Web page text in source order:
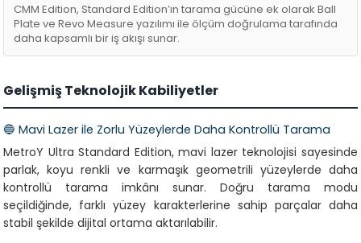
CMM Edition, Standard Edition’ın tarama gücüne ek olarak Ball
Plate ve Revo Measure yazılımı ile ölçüm doğrulama tarafında
daha kapsamlı bir iş akışı sunar.
Gelişmiş Teknolojik Kabiliyetler
🔵 Mavi Lazer ile Zorlu Yüzeylerde Daha Kontrollü Tarama
MetroY Ultra Standard Edition, mavi lazer teknolojisi sayesinde
parlak, koyu renkli ve karmaşık geometrili yüzeylerde daha
kontrollü tarama imkânı sunar. Doğru tarama modu
seçildiğinde, farklı yüzey karakterlerine sahip parçalar daha
stabil şekilde dijital ortama aktarılabilir.